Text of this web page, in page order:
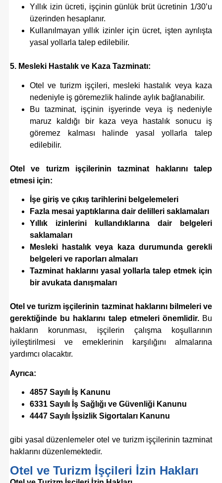
Yıllık izin ücreti, işçinin günlük brüt ücretinin 1/30’u
üzerinden hesaplanır.
Kullanılmayan yıllık izinler için ücret, işten ayrılışta
yasal yollarla talep edilebilir.
5. Mesleki Hastalık ve Kaza Tazminatı:
Otel ve turizm işçileri, mesleki hastalık veya kaza
nedeniyle iş göremezlik halinde aylık bağlanabilir.
Bu tazminat, işçinin işyerinde veya iş nedeniyle
maruz kaldığı bir kaza veya hastalık sonucu iş
göremez kalması halinde yasal yollarla talep
edilebilir.
Otel ve turizm işçilerinin tazminat haklarını talep
etmesi için:
İşe giriş ve çıkış tarihlerini belgelemeleri
Fazla mesai yaptıklarına dair delilleri saklamaları
Yıllık izinlerini kullandıklarına dair belgeleri
saklamaları
Mesleki hastalık veya kaza durumunda gerekli
belgeleri ve raporları almaları
Tazminat haklarını yasal yollarla talep etmek için
bir avukata danışmaları
Otel ve turizm işçilerinin tazminat haklarını bilmeleri ve
gerektiğinde bu haklarını talep etmeleri önemlidir.Bu
hakların korunması, işçilerin çalışma koşullarının
iyileştirilmesi ve emeklerinin karşılığını almalarına
yardımcı olacaktır.
Ayrıca:
4857 Sayılı İş Kanunu
6331 Sayılı İş Sağlığı ve Güvenliği Kanunu
4447 Sayılı İşsizlik Sigortaları Kanunu
gibi yasal düzenlemeler otel ve turizm işçilerinin tazminat
haklarını düzenlemektedir.
Otel ve Turizm İşçileri İzin Hakları